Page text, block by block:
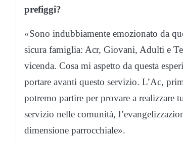
prefiggi?
«Sono indubbiamente emozionato da
sicura famiglia: Acr, Giovani, Adulti e
vicenda. Cosa mi aspetto da questa
portare avanti questo servizio. L’Ac,
potremo partire per provare a realizzare
servizio nelle comunità,
dimensione parrocchiale».